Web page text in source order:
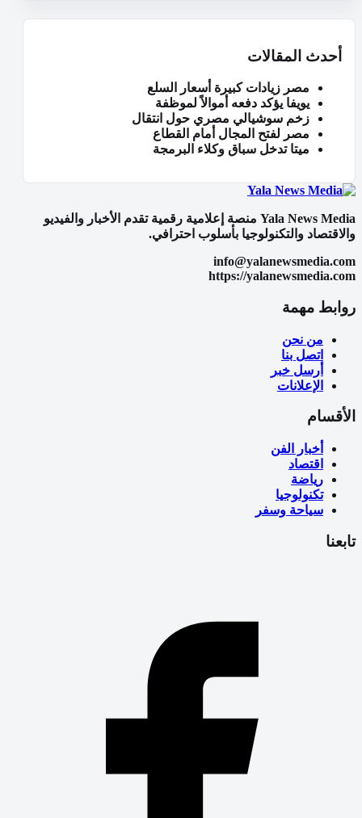
أحدث المقالات
مصر زيادات كبيرة أسعار السلع
يويفا يؤكد دفعه أموالاً لموظفة
زخم سوشيالي مصري حول انتقال
مصر لفتح المجال أمام القطاع
ميتا تدخل سباق وكلاء البرمجة
Yala News Media منصة إعلامية رقمية تقدم الأخبار والفيديو
والاقتصاد والتكنولوجيا بأسلوب احترافي.
info@yalanewsmedia.com
https://yalanewsmedia.com
روابط مهمة
من نحن
اتصل بنا
أرسل خبر
الإعلانات
الأقسام
أخبار الفن
اقتصاد
رياضة
تكنولوجيا
سياحة وسفر
تابعنا